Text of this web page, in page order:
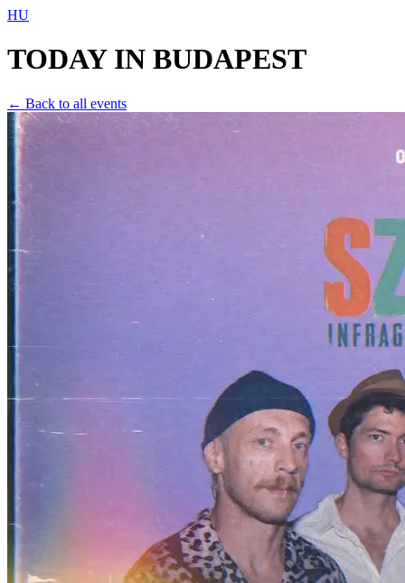
HU
TODAY IN BUDAPEST
← Back to all events